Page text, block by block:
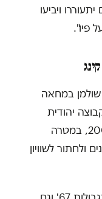
ויביעו
פיו".
שולמן במחאה
יהודית
ערבית שקמה בתחילת שנות ה-2000, במטרה
ולחתור לשוויון